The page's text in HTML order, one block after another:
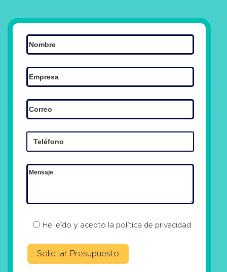
He leído y acepto la política de privacidad